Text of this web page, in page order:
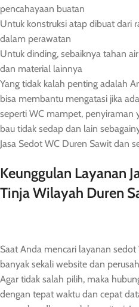
pencahayaan buatan
Untuk konstruksi atap dibuat dari
dalam perawatan
Untuk dinding, sebaiknya tahan
dan material lainnya
Yang tidak kalah penting adalah
bisa membantu mengatasi jika
seperti WC mampet, penyiraman
bau tidak sedap dan lain
Jasa Sedot WC Duren Sawit dan
Keunggulan Layanan
Tinja Wilayah Duren
Saat Anda mencari layanan
banyak sekali website dan
Agar tidak salah pilih, maka
dengan tepat waktu dan cepat